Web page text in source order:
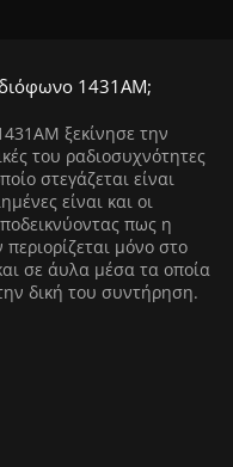
1431ΑΜ;
ξεκίνησε την
του ραδιοσυχνότητες
στεγάζεται είναι
είναι και οι
πως η
μόνο στο
σε άυλα μέσα τα οποία
δική του συντήρηση.